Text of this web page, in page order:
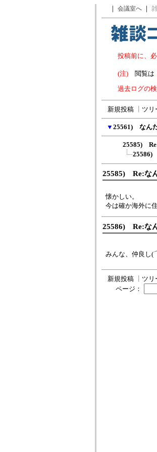
｜ 会議室へ ｜
投稿前に、
(注) 閲覧は
過去ログの
新規投稿 ツリ
▼ 25561) なん
25585)
25586)
25585) Re:な
懐かしい。
今は確か海外に
25586) Re:な
みんな、仲良
新規投稿 ツリ
ページ：